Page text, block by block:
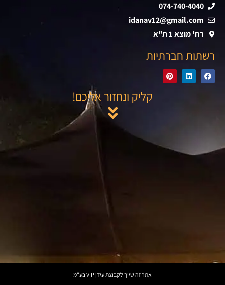
074-740-4040
idanav12@gmail.com
רח' מוצא 1 ת"א
רשתות חברתיות
קליק ונחזור אליכם!
אתר זה שייך לקבוצת עידן VIP בע"מ